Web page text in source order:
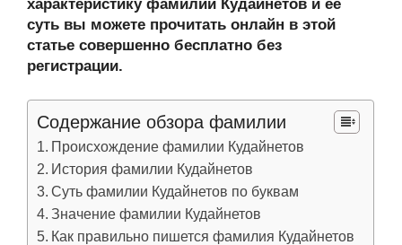
характеристику фамилии Кудайнетов и ее
суть вы можете прочитать онлайн в этой
статье совершенно бесплатно без
регистрации.
Содержание обзора фамилии
Происхождение фамилии Кудайнетов
История фамилии Кудайнетов
Суть фамилии Кудайнетов по буквам
Значение фамилии Кудайнетов
Как правильно пишется фамилия Кудайнетов